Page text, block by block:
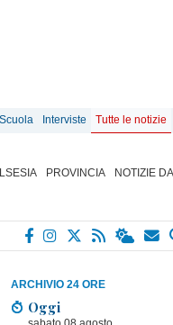
Scuola Interviste
Tutte le notizie
PROVINCIA
NOTIZIE
ARCHIVIO 24 ORE
Oggi